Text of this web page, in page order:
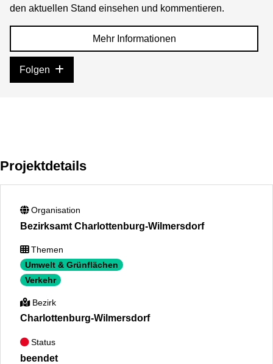
den aktuellen Stand einsehen und kommentieren.
Mehr Informationen
Folgen
Projektdetails
Organisation
Bezirksamt Charlottenburg-Wilmersdorf
Themen
Umwelt & Grünflächen
Verkehr
Bezirk
Charlottenburg-Wilmersdorf
Status
beendet